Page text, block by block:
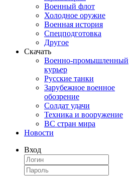
Военный флот
Холодное оружие
Военная история
Спецподготовка
Другое
Скачать
Военно-промышленный
курьер
Русские танки
Зарубежное военное
обозрение
Солдат удачи
Техника и вооружение
ВС стран мира
Новости
Вход